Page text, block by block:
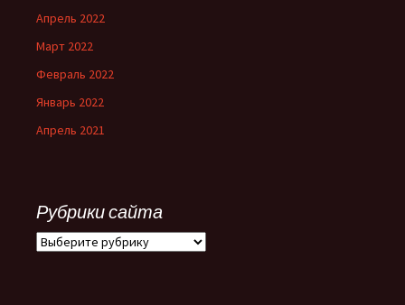
Апрель 2022
Март 2022
Февраль 2022
Январь 2022
Апрель 2021
Рубрики сайта
Рубрики